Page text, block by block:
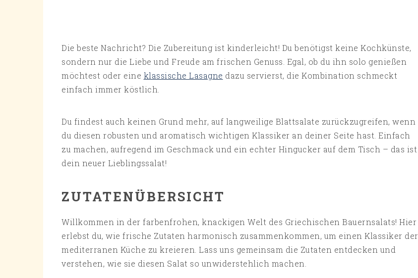
Die beste Nachricht? Die Zubereitung ist kinderleicht! Du benötigst keine Kochkünste,
sondern nur die Liebe und Freude am frischen Genuss. Egal, ob du ihn solo genießen
möchtest oder eine klassische Lasagne dazu servierst, die Kombination schmeckt
einfach immer köstlich.
Du findest auch keinen Grund mehr, auf langweilige Blattsalate zurückzugreifen, wenn
du diesen robusten und aromatisch wichtigen Klassiker an deiner Seite hast. Einfach
zu machen, aufregend im Geschmack und ein echter Hingucker auf dem Tisch – das ist
dein neuer Lieblingssalat!
ZUTATENÜBERSICHT
Willkommen in der farbenfrohen, knackigen Welt des Griechischen Bauernsalats! Hier
erlebst du, wie frische Zutaten harmonisch zusammenkommen, um einen Klassiker der
mediterranen Küche zu kreieren. Lass uns gemeinsam die Zutaten entdecken und
verstehen, wie sie diesen Salat so unwiderstehlich machen.